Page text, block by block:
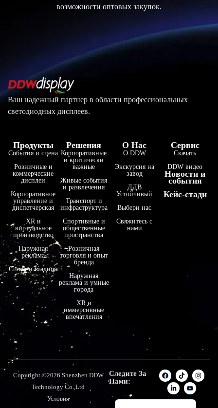
возможности оптовых закупок.
Ваш надежный партнер в области профессиональных
светодиодных дисплеев.
Продукты
События и сцена
Розничные и
коммерческие
дисплеи
Корпоративное
управление и
диспетчерская
XR и
виртуальное
производство
Наружная
реклама
Спорт и стадион
Решения
Корпоративные
и критически
важные
Живые события
и развлечения
Транспорт и
инфраструктура
Спортивные и
общественные
пространства
Розничная
торговля и опыт
бренда
Наружная
реклама и умные
города
XR и
иммерсивные
впечатления
О Нас
О DDW
Экскурсия на
завод
ДДВ
Устойчивый
Выбери нас
Свяжитесь с
нами
Сервис
Скачать
DDW видео
Новости и
события
Кейс-стади
Copyright ©2026 Shenzhen DDW
Technology Co.,Ltd
Условия
Следите За
Нами:
English
العربية
हिन्दी